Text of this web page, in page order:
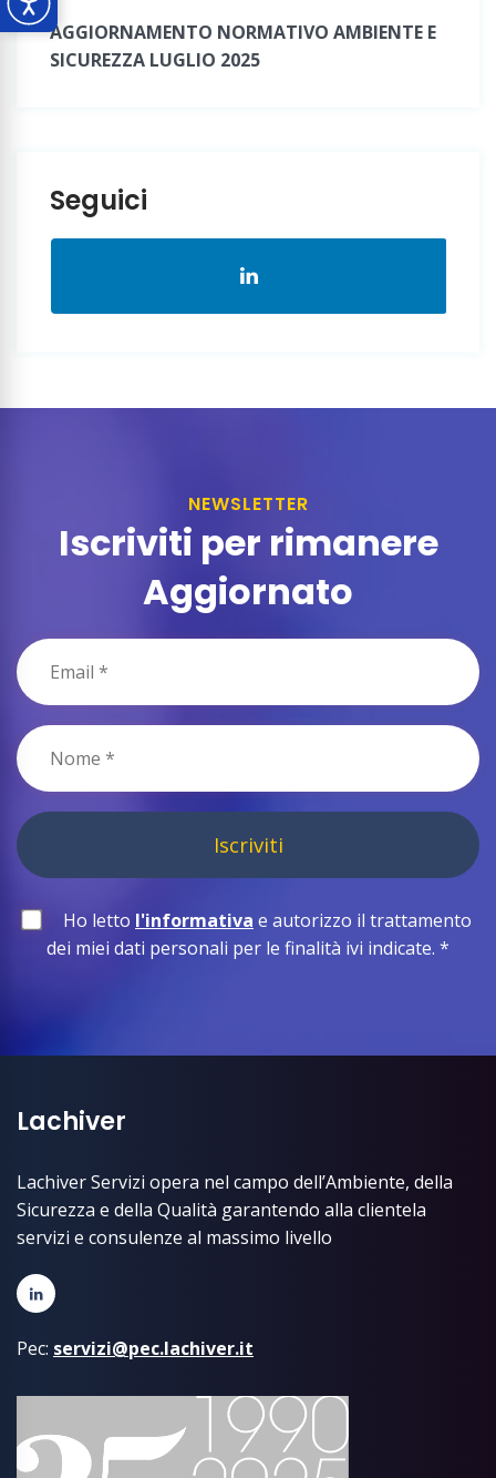
AGGIORNAMENTO NORMATIVO AMBIENTE E
SICUREZZA LUGLIO 2025
Seguici
NEWSLETTER
Iscriviti per rimanere
Aggiornato
Iscriviti
Ho letto l'informativa e autorizzo il trattamento
dei miei dati personali per le finalità ivi indicate. *
Lachiver
Lachiver Servizi opera nel campo dell’Ambiente, della
Sicurezza e della Qualità garantendo alla clientela
servizi e consulenze al massimo livello
Pec: servizi@pec.lachiver.it